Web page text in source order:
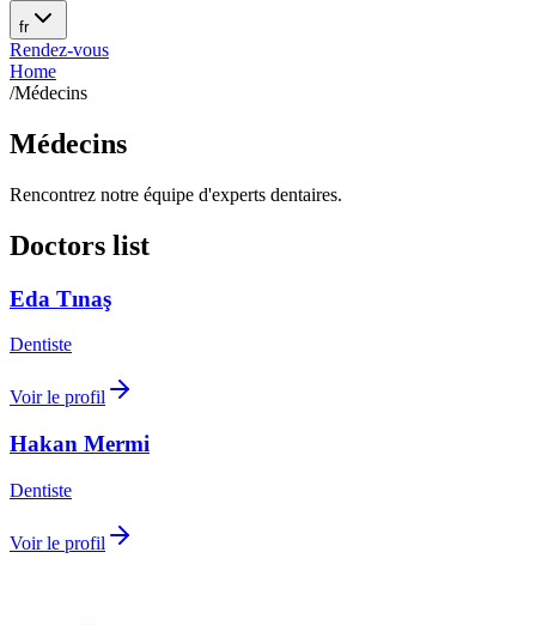
fr
Rendez-vous
Home
/Médecins
Médecins
Rencontrez notre équipe d'experts dentaires.
Doctors list
Eda Tınaş
Dentiste
Voir le profil
Hakan Mermi
Dentiste
Voir le profil